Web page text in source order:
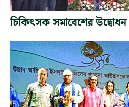
চিকিৎসক সমাবেশের উদ্বোধন